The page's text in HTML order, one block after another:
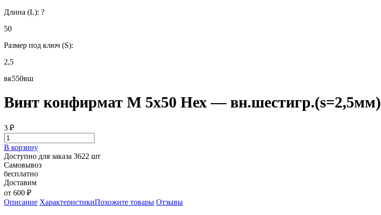
Длина (L): ?
50
Размер под ключ (S):
2,5
вк550вш
Винт конфирмат М 5х50 Нех — вн.шестигр.(s=2,5мм)
3 ₽
В корзину
Доступно для заказа 3622 шт
Самовывоз
бесплатно
Доставим
от 600 ₽
Описание ХарактеристикиПохожите товары Отзывы